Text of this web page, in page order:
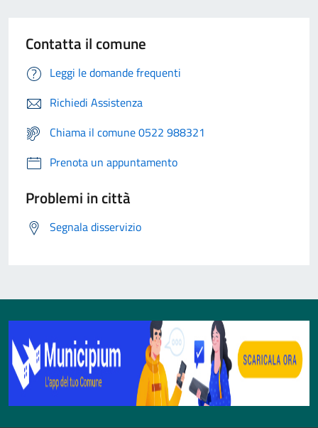
Contatta il comune
Leggi le domande frequenti
Richiedi Assistenza
Chiama il comune 0522 988321
Prenota un appuntamento
Problemi in città
Segnala disservizio